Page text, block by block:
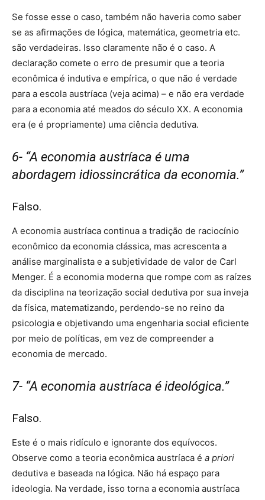
Se fosse esse o caso, também não haveria como saber
se as afirmações de lógica, matemática, geometria etc.
são verdadeiras. Isso claramente não é o caso. A
declaração comete o erro de presumir que a teoria
econômica é indutiva e empírica, o que não é verdade
para a escola austríaca (veja acima) – e não era verdade
para a economia até meados do século XX. A economia
era (e é propriamente) uma ciência dedutiva.
6- “A economia austríaca é uma
abordagem idiossincrática da economia.”
Falso.
A economia austríaca continua a tradição de raciocínio
econômico da economia clássica, mas acrescenta a
análise marginalista e a subjetividade de valor de Carl
Menger. É a economia moderna que rompe com as raízes
da disciplina na teorização social dedutiva por sua inveja
da física, matematizando, perdendo-se no reino da
psicologia e objetivando uma engenharia social eficiente
por meio de políticas, em vez de compreender a
economia de mercado.
7- “A economia austríaca é ideológica.”
Falso.
Este é o mais ridículo e ignorante dos equívocos.
Observe como a teoria econômica austríaca é a priori
dedutiva e baseada na lógica. Não há espaço para
ideologia. Na verdade, isso torna a economia austríaca